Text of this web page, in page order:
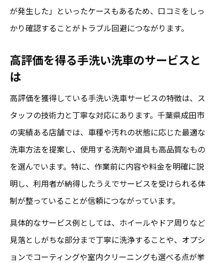
が発生した」といったケースもあるため、口コミをしっ
かり確認することがトラブル回避につながります。
高評価を得る手洗い洗車のサービスと
は
高評価を獲得している手洗い洗車サービスの特徴は、ス
タッフの技術力と丁寧な対応にあります。千葉県成田市
の実績ある店舗では、車種や汚れの状態に応じた最適な
洗車方法を提案し、使用する洗剤や道具も高品質なもの
を選んでいます。特に、作業前に内容や料金を明確に説
明し、利用者が納得したうえでサービスを受けられる体
制が整っていることが信頼につながっています。
具体的なサービス例としては、ホイールやドア周りなど
見落としがちな部分まで丁寧に洗浄することや、オプシ
ョンでコーティングや室内クリーニングも選べる点が挙